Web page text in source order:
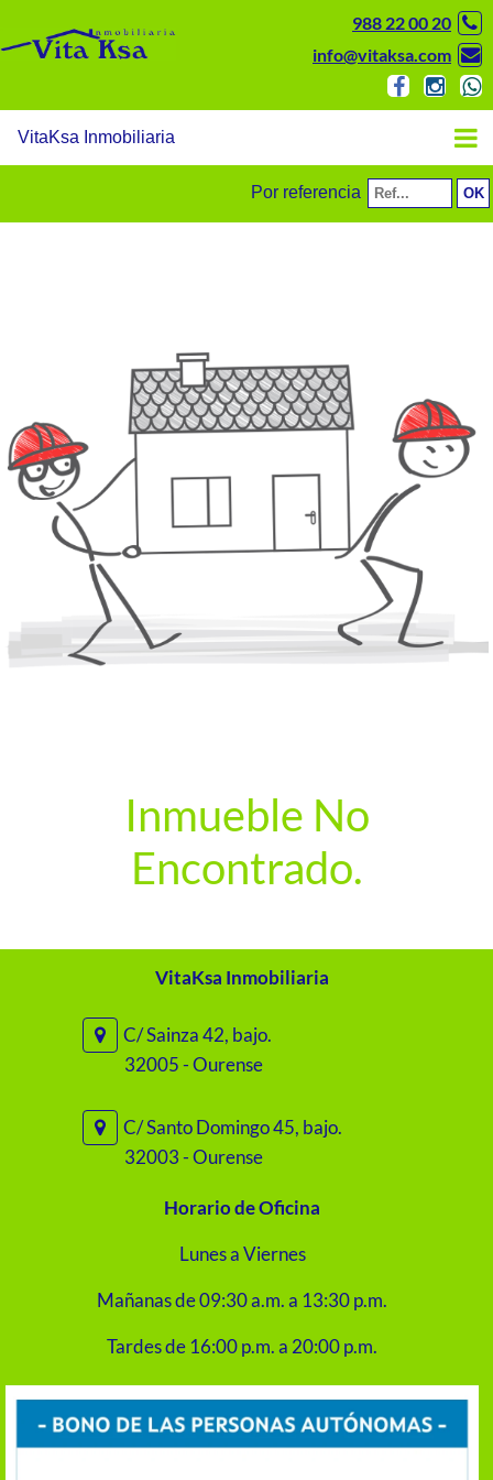
988 22 00 20
info@vitaksa.com
VitaKsa Inmobiliaria
Por referencia
Inmueble No
Encontrado.
VitaKsa Inmobiliaria
C/ Sainza 42, bajo.
32005 - Ourense
C/ Santo Domingo 45, bajo.
32003 - Ourense
Horario de Oficina
Lunes a Viernes
Mañanas de 09:30 a.m. a 13:30 p.m.
Tardes de 16:00 p.m. a 20:00 p.m.